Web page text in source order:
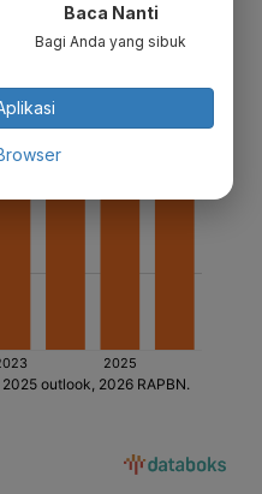
Baca Nanti
Bagi Anda yang sibuk